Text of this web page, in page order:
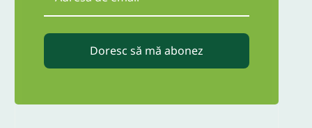
Doresc să mă abonez